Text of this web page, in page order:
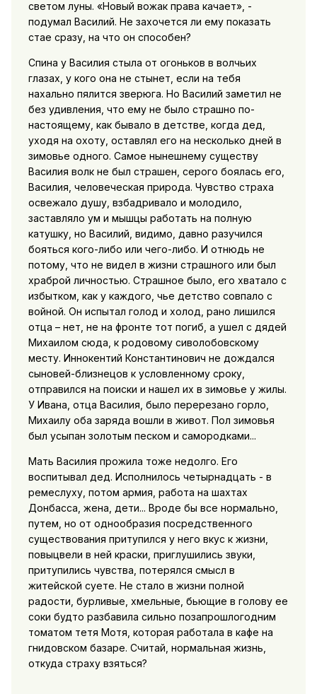
светом луны. «Новый вожак права качает», -
подумал Василий. Не захочется ли ему показать
стае сразу, на что он способен?
Спина у Василия стыла от огоньков в волчьих
глазах, у кого она не стынет, если на тебя
нахально пялится зверюга. Но Василий заметил не
без удивления, что ему не было страшно по-
настоящему, как бывало в детстве, когда дед,
уходя на охоту, оставлял его на несколько дней в
зимовье одного. Самое нынешнему существу
Василия волк не был страшен, серого боялась его,
Василия, человеческая природа. Чувство страха
освежало душу, взбадривало и молодило,
заставляло ум и мышцы работать на полную
катушку, но Василий, видимо, давно разучился
бояться кого-либо или чего-либо. И отнюдь не
потому, что не видел в жизни страшного или был
храброй личностью. Страшное было, его хватало с
избытком, как у каждого, чье детство совпало с
войной. Он испытал голод и холод, рано лишился
отца – нет, не на фронте тот погиб, а ушел с дядей
Михаилом сюда, к родовому сиволобовскому
месту. Иннокентий Константинович не дождался
сыновей-близнецов к условленному сроку,
отправился на поиски и нашел их в зимовье у жилы.
У Ивана, отца Василия, было перерезано горло,
Михаилу оба заряда вошли в живот. Пол зимовья
был усыпан золотым песком и самородками...
Мать Василия прожила тоже недолго. Его
воспитывал дед. Исполнилось четырнадцать - в
ремеслуху, потом армия, работа на шахтах
Донбасса, жена, дети... Вроде бы все нормально,
путем, но от однообразия посредственного
существования притупился у него вкус к жизни,
повыцвели в ней краски, приглушились звуки,
притупились чувства, потерялся смысл в
житейской суете. Не стало в жизни полной
радости, бурливые, хмельные, бьющие в голову ее
соки будто разбавила сильно позапрошлогодним
томатом тетя Мотя, которая работала в кафе на
гнидовском базаре. Считай, нормальная жизнь,
откуда страху взяться?